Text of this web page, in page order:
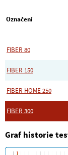
Označení
FIBER 80
FIBER 150
FIBER HOME 250
FIBER 300
Graf historie